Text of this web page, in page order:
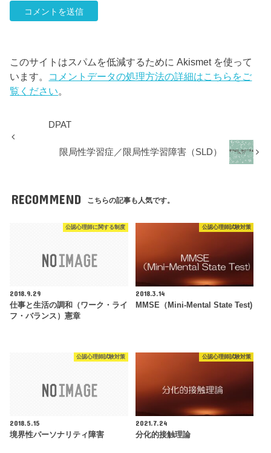
このサイトはスパムを低減するために Akismet を使って
います。 コメントデータの処理方法の詳細はこちらをご
覧ください。
DPAT
限局性学習症／限局性学習障害（SLD）
RECOMMEND こちらの記事も人気です。
公認心理師に関する制度
2018.9.29
仕事と生活の調和（ワーク・ライ
フ・バランス）憲章
公認心理師試験対策
2018.3.14
MMSE（Mini-Mental State Test)
公認心理師試験対策
2018.5.15
境界性パーソナリティ障害
公認心理師試験対策
2021.7.24
分化的接触理論